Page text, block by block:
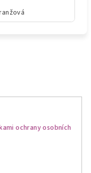
ochrany osobních